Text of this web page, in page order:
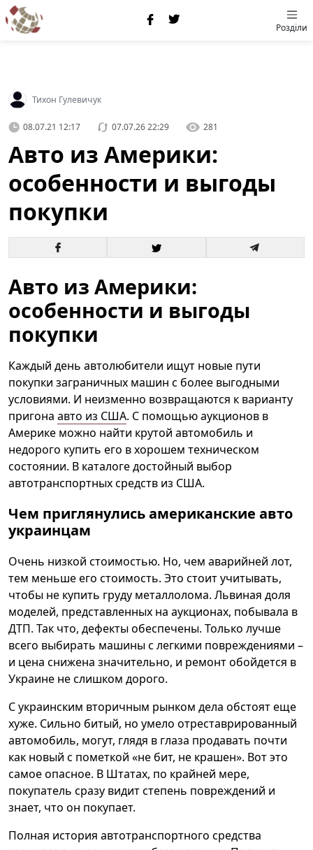
Розділи
Тихон Гулевичук
08.07.21 12:17 07.07.26 22:29 281
Авто из Америки:
особенности и выгоды
покупки
Авто из Америки:
особенности и выгоды
покупки
Каждый день автолюбители ищут новые пути
покупки заграничных машин с более выгодными
условиями. И неизменно возвращаются к варианту
пригона авто из США. С помощью аукционов в
Америке можно найти крутой автомобиль и
недорого купить его в хорошем техническом
состоянии. В каталоге достойный выбор
автотранспортных средств из США.
Чем приглянулись американские авто
украинцам
Очень низкой стоимостью. Но, чем аварийней лот,
тем меньше его стоимость. Это стоит учитывать,
чтобы не купить груду металлолома. Львиная доля
моделей, представленных на аукционах, побывала в
ДТП. Так что, дефекты обеспечены. Только лучше
всего выбирать машины с легкими повреждениями –
и цена снижена значительно, и ремонт обойдется в
Украине не слишком дорого.
С украинским вторичным рынком дела обстоят еще
хуже. Сильно битый, но умело отреставрированный
автомобиль, могут, глядя в глаза продавать почти
как новый с пометкой «не бит, не крашен». Вот это
самое опасное. В Штатах, по крайней мере,
покупатель сразу видит степень повреждений и
знает, что он покупает.
Полная история автотранспортного средства